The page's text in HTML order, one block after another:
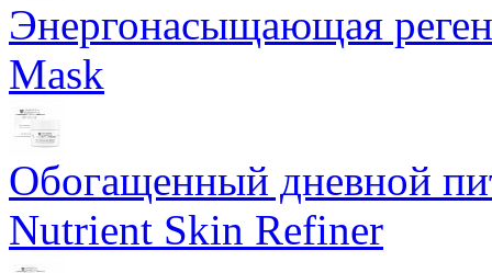
Энергонасыщающая
Mask
Обогащенный дневной
Nutrient Skin Refiner